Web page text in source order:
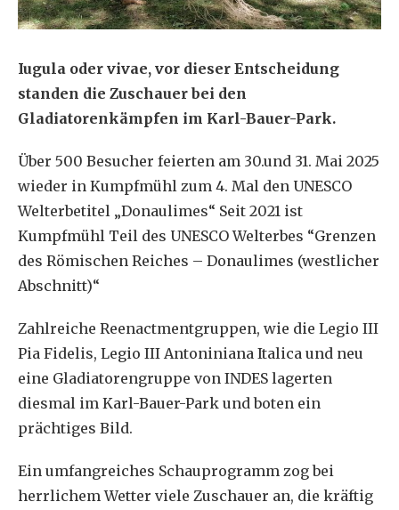
Iugula oder vivae, vor dieser Entscheidung
standen die Zuschauer bei den
Gladiatorenkämpfen im Karl-Bauer-Park.
Über 500 Besucher feierten am 30.und 31. Mai 2025
wieder in Kumpfmühl zum 4. Mal den UNESCO
Welterbetitel „Donaulimes“ Seit 2021 ist
Kumpfmühl Teil des UNESCO Welterbes “Grenzen
des Römischen Reiches – Donaulimes (westlicher
Abschnitt)“
Zahlreiche Reenactmentgruppen, wie die Legio III
Pia Fidelis, Legio III Antoniniana Italica und neu
eine Gladiatorengruppe von INDES lagerten
diesmal im Karl-Bauer-Park und boten ein
prächtiges Bild.
Ein umfangreiches Schauprogramm zog bei
herrlichem Wetter viele Zuschauer an, die kräftig